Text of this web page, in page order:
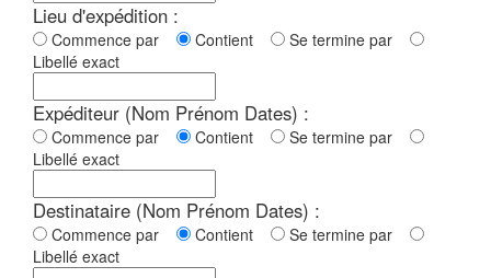
Lieu d'expédition :
Commence par Contient
Se termine par
Libellé exact
Expéditeur (Nom Prénom Dates) :
Commence par Contient
Se termine par
Libellé exact
Destinataire (Nom Prénom Dates) :
Commence par Contient
Se termine par
Libellé exact